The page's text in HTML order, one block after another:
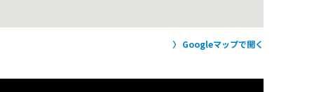
Googleマップで開く